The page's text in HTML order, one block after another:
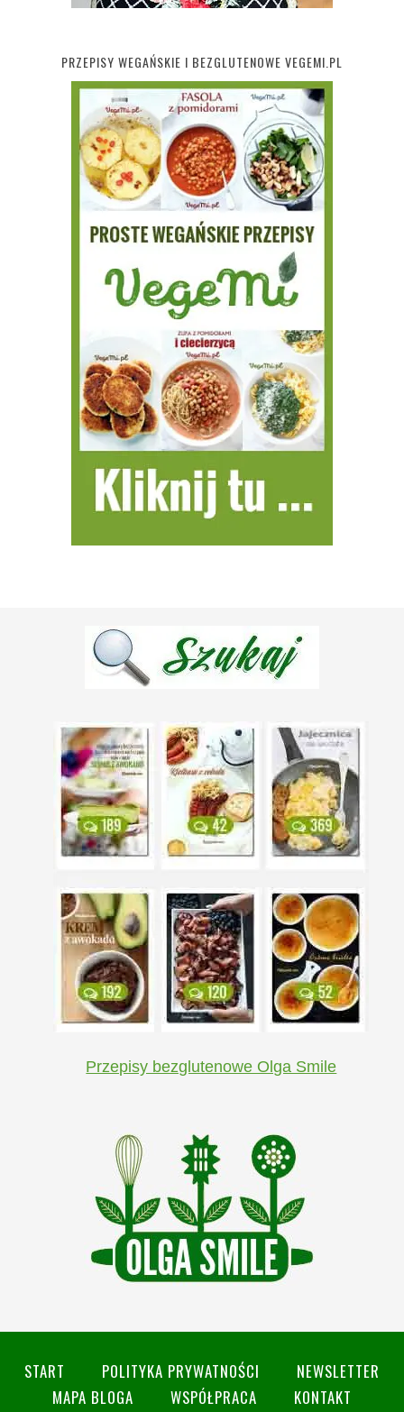
PRZEPISY WEGAŃSKIE I BEZGLUTENOWE VEGEMI.PL
Przepisy bezglutenowe Olga Smile
START POLITYKA PRYWATNOŚCI
NEWSLETTER
MAPA BLOGA
WSPÓŁPRACA
KONTAKT